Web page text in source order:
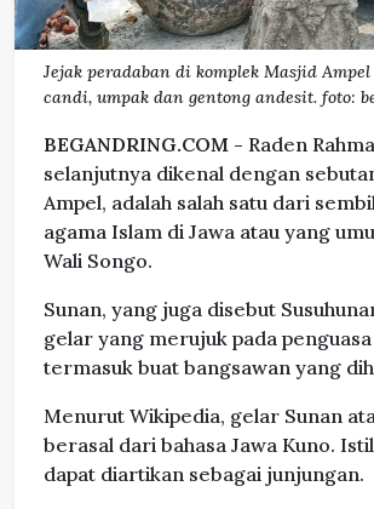
Jejak peradaban di komplek Masjid
candi, umpak dan gentong andesit. foto:
BEGANDRING.COM - Raden
selanjutnya dikenal dengan
Ampel, adalah salah satu dari
agama Islam di Jawa atau yang
Wali Songo.
Sunan, yang juga disebut
gelar yang merujuk pada
termasuk buat bangsawan yang
Menurut Wikipedia, gelar Sunan
berasal dari bahasa Jawa Kuno.
dapat diartikan sebagai junjungan.